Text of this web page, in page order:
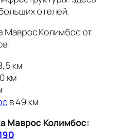
отелей.
Маврос Колимбос от
км
км
в 49 км
Маврос Колимбос: